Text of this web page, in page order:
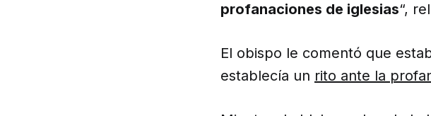
profanaciones de iglesias“,
El obispo le comentó que
establecía un rito ante la